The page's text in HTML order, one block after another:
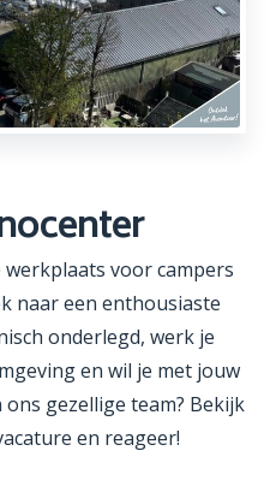
voor campers
naar een enthousiaste
onderlegd, werk je
en wil je met jouw
gezellige team? Bekijk
en reageer!